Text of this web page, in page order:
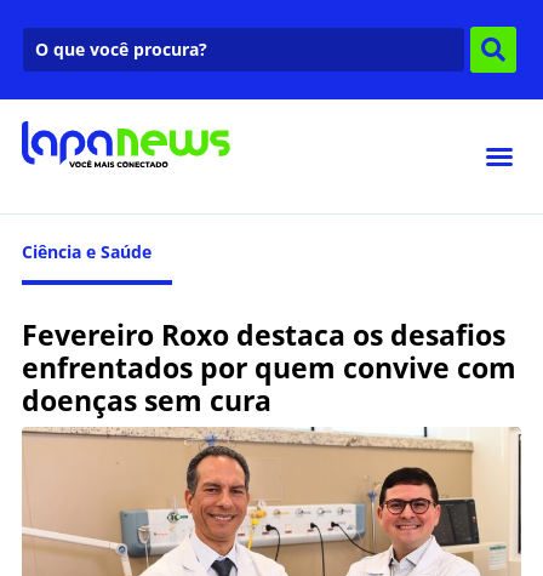
Ciência e Saúde
Fevereiro Roxo destaca os desafios
enfrentados por quem convive com
doenças sem cura